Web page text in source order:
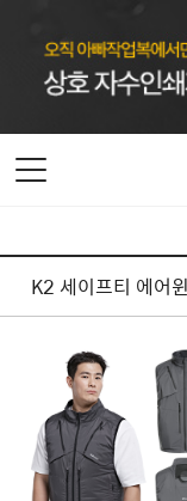
K2 세이프티 에어